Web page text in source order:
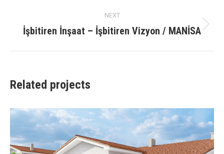
NEXT
Next
İşbitiren İnşaat – İşbitiren Vizyon / MANİSA
Related projects